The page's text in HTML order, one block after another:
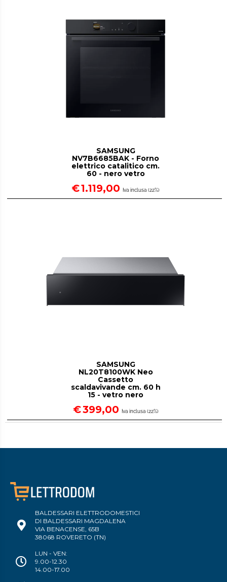
SAMSUNG
NV7B6685BAK - Forno
elettrico catalitico cm.
60 - nero vetro
€1.119,00 Iva inclusa (22%)
SAMSUNG
NL20T8100WK Neo
Cassetto
scaldavivande cm. 60 h
15 - vetro nero
€399,00 Iva inclusa (22%)
BALDESSARI ELETTRODOMESTICI
DI BALDESSARI MAGDALENA
VIA BENACENSE, 65B
38068 ROVERETO (TN)
LUN - VEN:
9.00-12.30
14.00-17.00